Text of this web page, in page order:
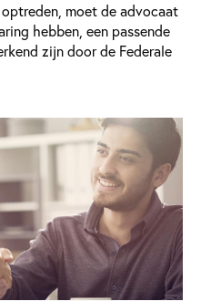
moet de advocaat
hebben, een passende
zijn door de Federale